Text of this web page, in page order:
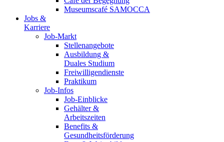
Museumscafé SAMOCCA
Jobs &
Karriere
Job-Markt
Stellenangebote
Ausbildung &
Duales Studium
Freiwilligendienste
Praktikum
Job-Infos
Job-Einblicke
Gehälter &
Arbeitszeiten
Benefits &
Gesundheitsförderung